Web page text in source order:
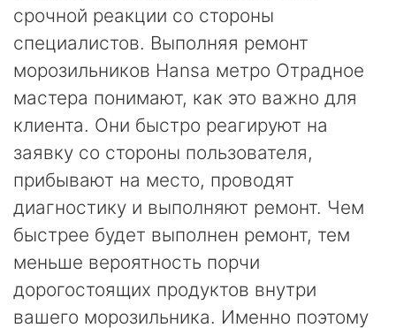
срочной реакции со стороны
специалистов. Выполняя ремонт
морозильников Hansa метро Отрадное
мастера понимают, как это важно для
клиента. Они быстро реагируют на
заявку со стороны пользователя,
прибывают на место, проводят
диагностику и выполняют ремонт. Чем
быстрее будет выполнен ремонт, тем
меньше вероятность порчи
дорогостоящих продуктов внутри
вашего морозильника. Именно поэтому